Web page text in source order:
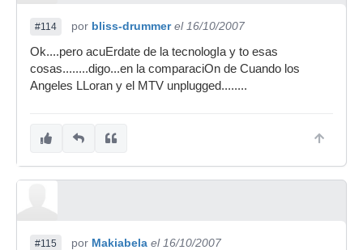
#114 por bliss-drummer el 16/10/2007
Ok....pero acuErdate de la tecnologIa y to esas
cosas........digo...en la comparaciOn de Cuando los
Angeles LLoran y el MTV unplugged........
#115 por Makiabela el 16/10/2007